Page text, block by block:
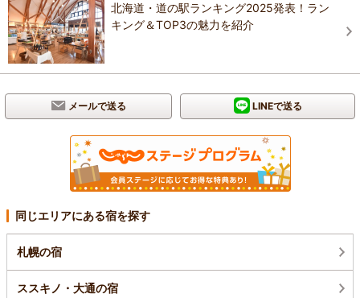
北海道・道の駅ランキング2025発表！ラン
キング＆TOP3の魅力を紹介
メールで送る LINEで送る
同じエリアにある宿を探す
札幌の宿
ススキノ・大通の宿